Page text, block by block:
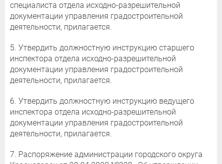
специалиста отдела исходно-разрешительной
документации управления градостроительной
деятельности, прилагается.
5. Утвердить должностную инструкцию старшего
инспектора отдела исходно-разрешительной
документации управления градостроительной
деятельности, прилагается.
6. Утвердить должностную инструкцию ведущего
инспектора отдела исходно-разрешительной
документации управления градостроительной
деятельности, прилагается.
7. Распоряжение администрации городского округа